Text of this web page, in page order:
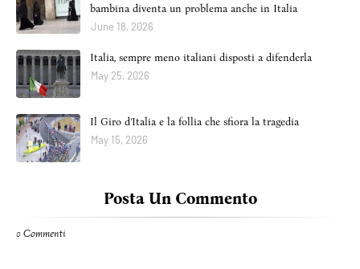
bambina diventa un problema anche in Italia
June 18, 2026
Italia, sempre meno italiani disposti a difenderla
May 25, 2026
Il Giro d’Italia e la follia che sfiora la tragedia
May 15, 2026
Posta Un Commento
0 Commenti